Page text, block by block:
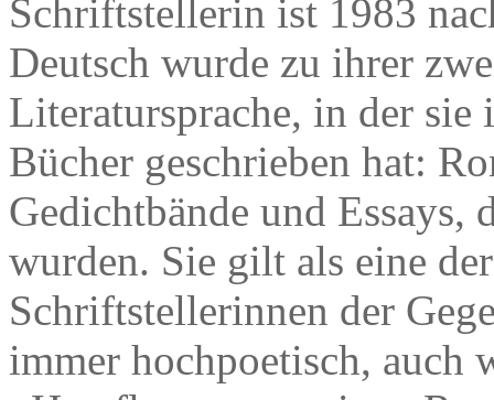
Schriftstellerin ist 1983
Deutsch wurde zu ihrer
Literatursprache, in der
Bücher geschrieben hat:
Gedichtbände und Essays,
wurden. Sie gilt als eine
Schriftstellerinnen der
immer hochpoetisch, auch